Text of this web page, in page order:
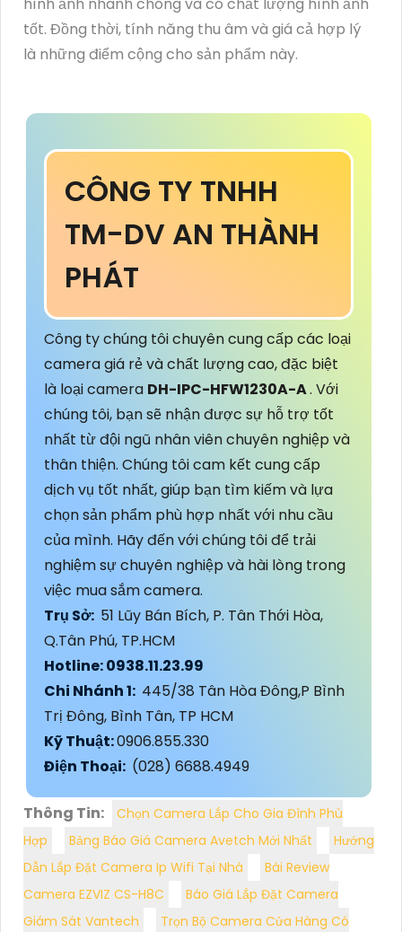
hình ảnh nhanh chóng và có chất lượng hình ảnh
tốt. Đồng thời, tính năng thu âm và giá cả hợp lý
là những điểm cộng cho sản phẩm này.
CÔNG TY TNHH
TM-DV AN THÀNH
PHÁT
Công ty chúng tôi chuyên cung cấp các loại
camera giá rẻ và chất lượng cao, đặc biệt
là loại camera DH-IPC-HFW1230A-A. Với
chúng tôi, bạn sẽ nhận được sự hỗ trợ tốt
nhất từ đội ngũ nhân viên chuyên nghiệp và
thân thiện. Chúng tôi cam kết cung cấp
dịch vụ tốt nhất, giúp bạn tìm kiếm và lựa
chọn sản phẩm phù hợp nhất với nhu cầu
của mình. Hãy đến với chúng tôi để trải
nghiệm sự chuyên nghiệp và hài lòng trong
việc mua sắm camera.
Trụ Sở: 51 Lũy Bán Bích, P. Tân Thới Hòa,
Q.Tân Phú, TP.HCM
Hotline: 0938.11.23.99
Chi Nhánh 1: 445/38 Tân Hòa Đông,P Bình
Trị Đông, Bình Tân, TP HCM
Kỹ Thuật:0906.855.330
Điện Thoại: (028) 6688.4949
Thông Tin:
Chọn Camera Lắp Cho Gia Đình Phù
Hợp
Bảng Báo Giá Camera Avetch Mới Nhất
Hướng
Dẫn Lắp Đặt Camera Ip Wifi Tại Nhà
Bài Review
Camera EZVIZ CS-H8C
Báo Giá Lắp Đặt Camera
Giám Sát Vantech
Trọn Bộ Camera Cửa Hàng Có